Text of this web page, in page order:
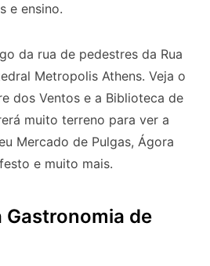
e ensino.
da rua de pedestres da Rua
Metropolis Athens. Veja o
dos Ventos e a Biblioteca de
muito terreno para ver a
Mercado de Pulgas, Ágora
e muito mais.
Gastronomia de